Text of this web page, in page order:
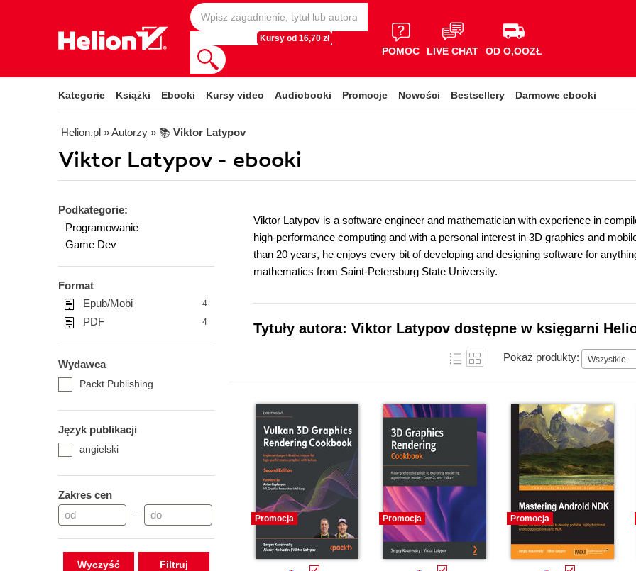
Kursy od 16,70 zł
POMOC LIVE CHAT OD O,OOZŁ
Kategorie Książki Ebooki Kursy video Audiobooki Promocje Nowości Bestsellery Darmowe ebooki
Helion.pl » Autorzy » 📚 Viktor Latypov
Viktor Latypov - ebooki
Podkategorie:
Programowanie
Game Dev
Format
Epub/Mobi
4
PDF 4
Wydawca
Packt Publishing
Język publikacji
angielski
Zakres cen
–
Wyczyść
Viktor Latypov is a software engineer and mathematician with experience in
high-performance computing and with a personal interest in 3D graphics and
than 20 years, he enjoys every bit of developing and designing software for
mathematics from Saint-Petersburg State University.
Tytuły autora: Viktor Latypov dostępne w księgarni
Pokaż produkty: Wszystkie
Promocja Promocja Promocja